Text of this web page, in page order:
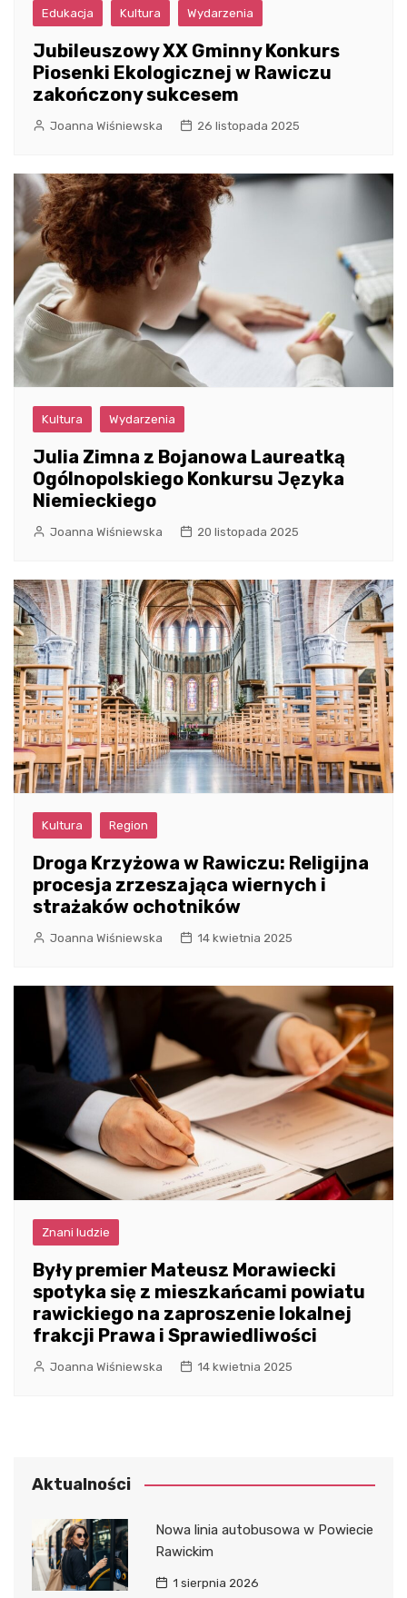
Edukacja Kultura Wydarzenia
Jubileuszowy XX Gminny Konkurs
Piosenki Ekologicznej w Rawiczu
zakończony sukcesem
Joanna Wiśniewska 26 listopada 2025
Kultura Wydarzenia
Julia Zimna z Bojanowa Laureatką
Ogólnopolskiego Konkursu Języka
Niemieckiego
Joanna Wiśniewska 20 listopada 2025
Kultura Region
Droga Krzyżowa w Rawiczu: Religijna
procesja zrzeszająca wiernych i
strażaków ochotników
Joanna Wiśniewska 14 kwietnia 2025
Znani ludzie
Były premier Mateusz Morawiecki
spotyka się z mieszkańcami powiatu
rawickiego na zaproszenie lokalnej
frakcji Prawa i Sprawiedliwości
Joanna Wiśniewska 14 kwietnia 2025
Aktualności
Nowa linia autobusowa w Powiecie
Rawickim
1 sierpnia 2026